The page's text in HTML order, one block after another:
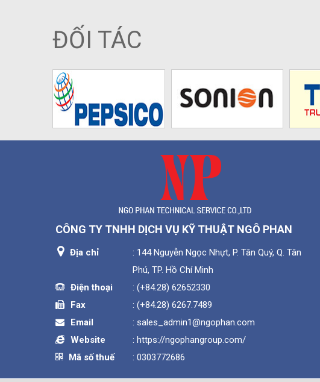
ĐỐI TÁC
CÔNG TY TNHH DỊCH VỤ KỸ THUẬT NGÔ PHAN
Địa chỉ
: 144 Nguyễn Ngọc Nhựt, P. Tân Quý, Q. Tân
Phú, TP. Hồ Chí Minh
Điện thoại
: (+84.28) 62652330
Fax
: (+84.28) 6267.7489
Email
: sales_admin1@ngophan.com
Website
: https://ngophangroup.com/
Mã số thuế
: 0303772686